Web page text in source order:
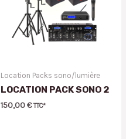
Location Packs sono/lumière
LOCATION PACK SONO 2
150,00€ TTC*